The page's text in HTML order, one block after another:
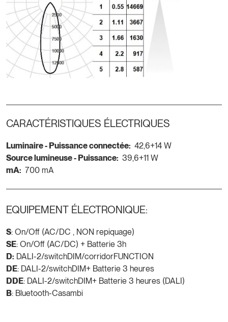
CARACTÉRISTIQUES ÉLECTRIQUES
Luminaire - Puissance connectée: 42,6+14 W
Source lumineuse - Puissance: 39,6+11 W
mA: 700 mA
EQUIPEMENT ÉLECTRONIQUE:
S: On/Off (AC/DC , NON repiquage)
SE: On/Off (AC/DC) + Batterie 3h
D: DALI-2/switchDIM/corridorFUNCTION
DE: DALI-2/switchDIM+ Batterie 3 heures
DDE: DALI-2/switchDIM+ Batterie 3 heures (DALI)
B: Bluetooth-Casambi